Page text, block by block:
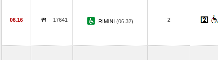
06.16 17641 RIMINI (06.32) 2